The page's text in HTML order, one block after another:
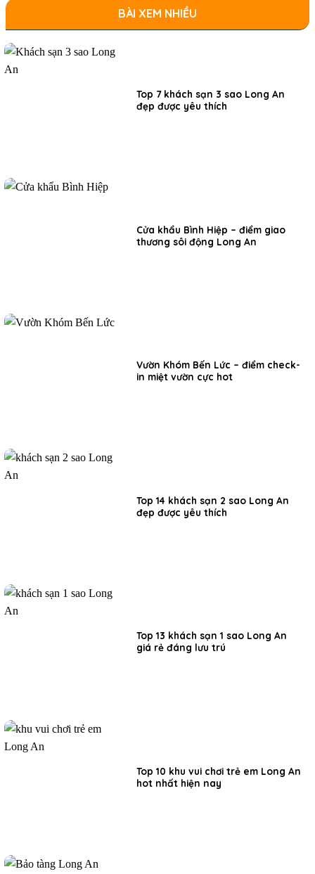
BÀI XEM NHIỀU
Top 7 khách sạn 3 sao Long An
đẹp được yêu thích
Cửa khẩu Bình Hiệp – điểm giao
thương sôi động Long An
Vườn Khóm Bến Lức – điểm check-
in miệt vườn cực hot
Top 14 khách sạn 2 sao Long An
đẹp được yêu thích
Top 13 khách sạn 1 sao Long An
giá rẻ đáng lưu trú
Top 10 khu vui chơi trẻ em Long An
hot nhất hiện nay